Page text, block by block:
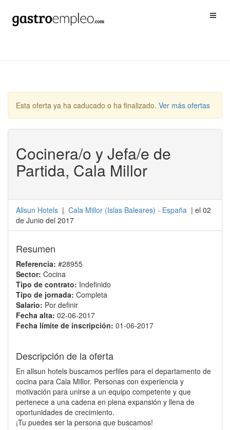
Esta oferta ya ha caducado o ha finalizado. Ver más ofertas
Cocinera/o y Jefa/e de
Partida, Cala Millor
Allsun Hotels | Cala Millor (Islas Baleares) - España | el 02
de Junio del 2017
Resumen
Referencia: #28955
Sector: Cocina
Tipo de contrato: Indefinido
Tipo de jornada: Completa
Salario: Por definir
Fecha alta: 02-06-2017
Fecha límite de inscripción: 01-06-2017
Descripción de la oferta
En allsun hotels buscamos perfiles para el departamento de
cocina para Cala Millor. Personas con experiencia y
motivación para unirse a un equipo competente y que
pertenece a una cadena en plena expansión y llena de
oportunidades de crecimiento.
¡Tu puedes ser la persona que buscamos!